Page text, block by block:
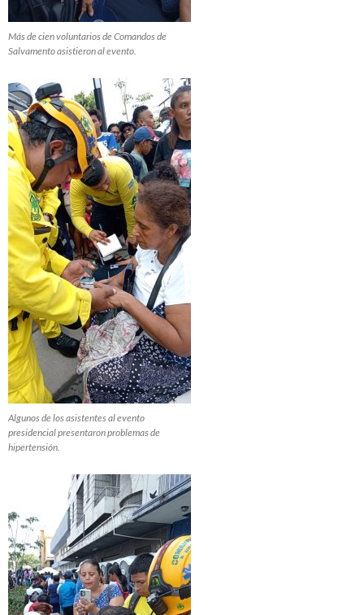
Más de cien voluntarios de Comandos de
Salvamento asistieron al evento.
Algunos de los asistentes al evento
presidencial presentaron problemas de
hipertensión.